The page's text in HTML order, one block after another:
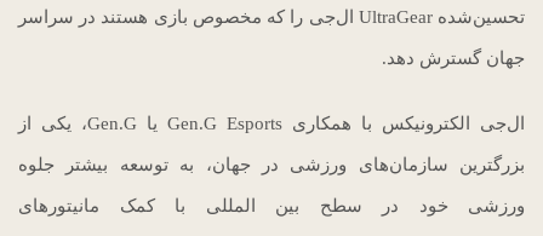
تحسین‌شده UltraGear ال‌جی را که مخصوص بازی هستند در سراسر
جهان گسترش دهد.
ال‌جی الکترونیکس با همکاری Gen.G Esports یا Gen.G، یکی از
بزرگترین سازمان‌های ورزشی در جهان، به توسعه بیشتر جلوه
ورزشی خود در سطح بین المللی با کمک مانیتورهای